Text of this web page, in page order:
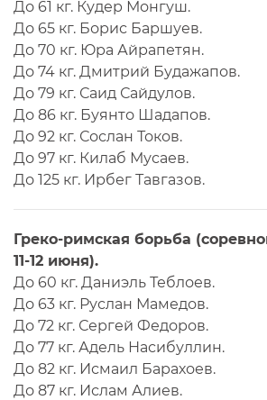
До 61 кг. Кудер Монгуш.
До 65 кг. Борис Баршуев.
До 70 кг. Юра Айрапетян.
До 74 кг. Дмитрий Будажапов.
До 79 кг. Саид Сайдулов.
До 86 кг. Буянто Шадапов.
До 92 кг. Сослан Токов.
До 97 кг. Килаб Мусаев.
До 125 кг. Ирбег Тавгазов.
Греко-римская борьба
11-12 июня).
До 60 кг. Даниэль Теблоев.
До 63 кг. Руслан Мамедов.
До 72 кг. Сергей Федоров.
До 77 кг. Адель Насибуллин.
До 82 кг. Исмаил Барахоев.
До 87 кг. Ислам Алиев.